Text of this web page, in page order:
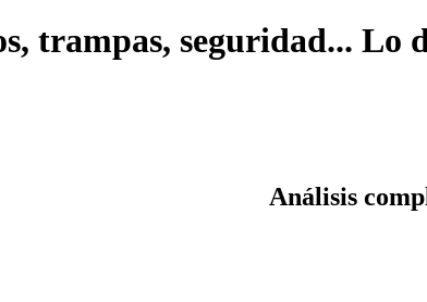
trampas, seguridad... Lo
Análisis